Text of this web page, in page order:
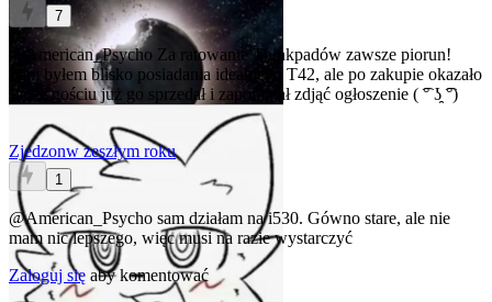
7
@American_Psycho Za ratowanie Thinkpadów zawsze piorun!
Sam byłem blisko posiadania idealnego T42, ale po zakupie okazało
się że gościu już go sprzedał i zapomniał zdjąć ogłoszenie ( ͡° ʖ̯ ͡°)
Zjedzonw zeszłym roku
1
@American_Psycho sam działam na i530. Gówno stare, ale nie
mam nic lepszego, więc musi na razie wystarczyć
Zaloguj się aby komentować